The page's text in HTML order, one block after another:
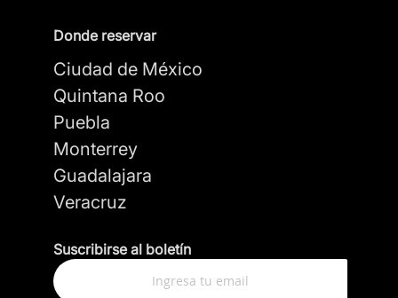
Donde reservar
Ciudad de México
Quintana Roo
Puebla
Monterrey
Guadalajara
Veracruz
Suscribirse al boletín